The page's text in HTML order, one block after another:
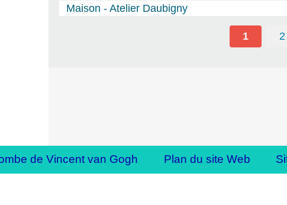
Maison - Atelier Daubigny
1 2
de Vincent van Gogh Plan du site Web